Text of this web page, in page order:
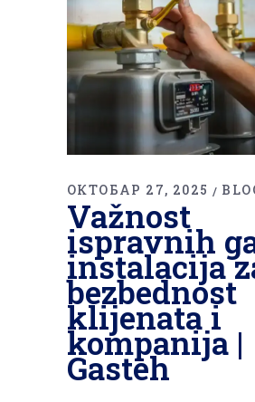
ОКТОБАР 27, 2025
Važnost
ispravnih
instalacija
bezbednost
klijenata i
kompanija |
Gasteh